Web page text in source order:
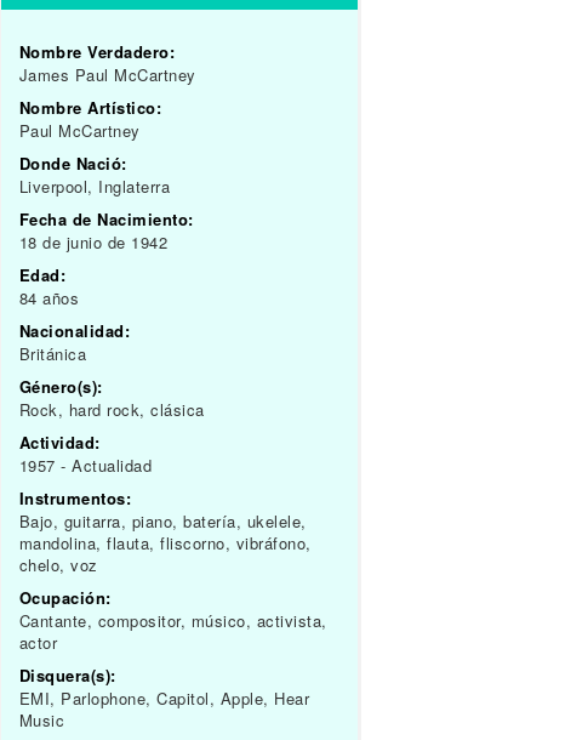
Nombre Verdadero:
James Paul McCartney
Nombre Artístico:
Paul McCartney
Donde Nació:
Liverpool, Inglaterra
Fecha de Nacimiento:
18 de junio de 1942
Edad:
84 años
Nacionalidad:
Británica
Género(s):
Rock, hard rock, clásica
Actividad:
1957 - Actualidad
Instrumentos:
Bajo, guitarra, piano, batería, ukelele,
mandolina, flauta, fliscorno, vibráfono,
chelo, voz
Ocupación:
Cantante, compositor, músico, activista,
actor
Disquera(s):
EMI, Parlophone, Capitol, Apple, Hear
Music